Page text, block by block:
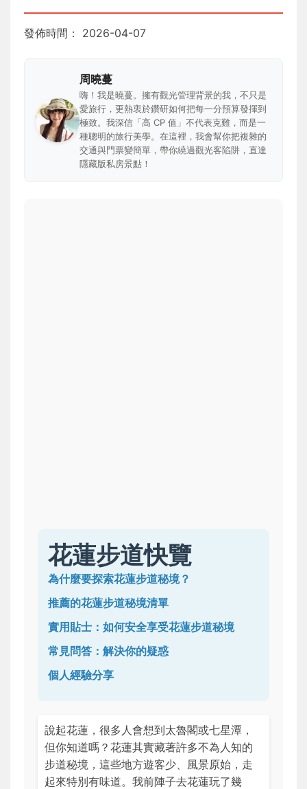
發佈時間： 2026-04-07
周曉蔓
嗨！我是曉蔓。擁有觀光管理背景的我，不只是
愛旅行，更熱衷於鑽研如何把每一分預算發揮到
極致。我深信「高 CP 值」不代表克難，而是一
種聰明的旅行美學。在這裡，我會幫你把複雜的
交通與門票變簡單，帶你繞過觀光客陷阱，直達
隱藏版私房景點！
花蓮步道快覽
為什麼要探索花蓮步道秘境？
推薦的花蓮步道秘境清單
實用貼士：如何安全享受花蓮步道秘境
常見問答：解決你的疑惑
個人經驗分享
說起花蓮，很多人會想到太魯閣或七星潭，
但你知道嗎？花蓮其實藏著許多不為人知的
步道秘境，這些地方遊客少、風景原始，走
起來特別有味道。我前陣子去花蓮玩了幾